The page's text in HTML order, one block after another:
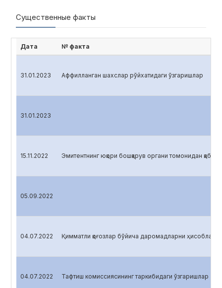
Существенные факты
Дата № факта
31.01.2023 Аффилланган шахслар рўйхатидаги ўзгаришлар
31.01.2023
15.11.2022 Эмитентнинг юқори бошқарув органи томонидан қабул
05.09.2022
04.07.2022 Қимматли қоғозлар бўйича даромадларни ҳисоблаш
04.07.2022 Тафтиш комиссиясининг таркибидаги ўзгаришлар